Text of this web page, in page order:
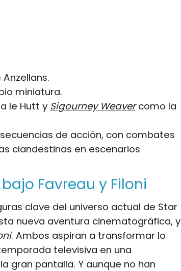
miniatura.
le Hutt y Sigourney Weavercomo la
de acción, con combates
clandestinas en escenarios
Favreau y Filoni
clave del universo actual de Star
nueva aventura cinematográfica, y
. Ambos aspiran a transformar lo
televisiva en una
gran pantalla. Y aunque no han